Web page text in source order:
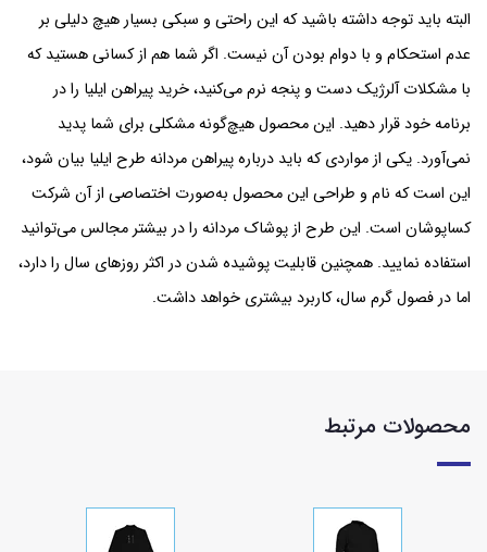
البته باید توجه داشته باشید که این راحتی و سبکی بسیار هیچ دلیلی بر
عدم استحکام و با دوام بودن آن نیست. اگر شما هم از کسانی هستید که
با مشکلات آلرژیک دست و پنجه نرم می‌کنید، خرید پیراهن ایلیا را در
برنامه خود قرار دهید. این محصول هیچ‌گونه مشکلی برای شما پدید
نمی‌آورد. یکی از مواردی که باید درباره پیراهن مردانه طرح ایلیا بیان شود،
این است که نام و طراحی این محصول به‌صورت اختصاصی از آن شرکت
کساپوشان است. این طرح از پوشاک مردانه را در بیشتر مجالس می‌توانید
استفاده نمایید. همچنین قابلیت پوشیده شدن در اکثر روزهای سال را دارد،
اما در فصول گرم سال، کاربرد بیشتری خواهد داشت.
محصولات مرتبط